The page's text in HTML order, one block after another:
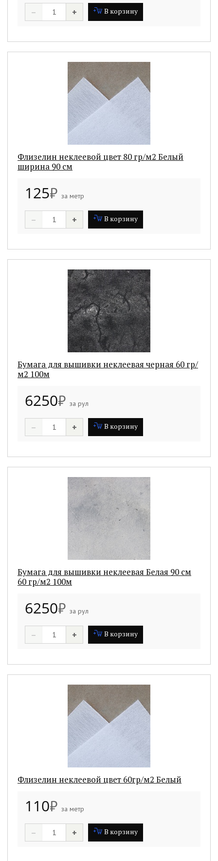
– + В корзину
Флизелин неклеевой цвет 80 гр/м2 Белый
ширина 90 см
125₽ за метр
– + В корзину
Бумага для вышивки неклеевая черная 60 гр/
м2 100м
6250₽ за рул
– + В корзину
Бумага для вышивки неклеевая Белая 90 см
60 гр/м2 100м
6250₽ за рул
– + В корзину
Флизелин неклеевой цвет 60гр/м2 Белый
110₽ за метр
– + В корзину